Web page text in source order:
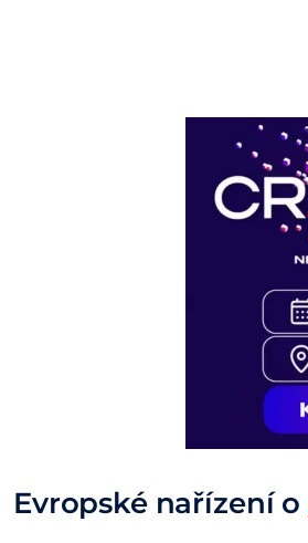
Evropské nařízení o